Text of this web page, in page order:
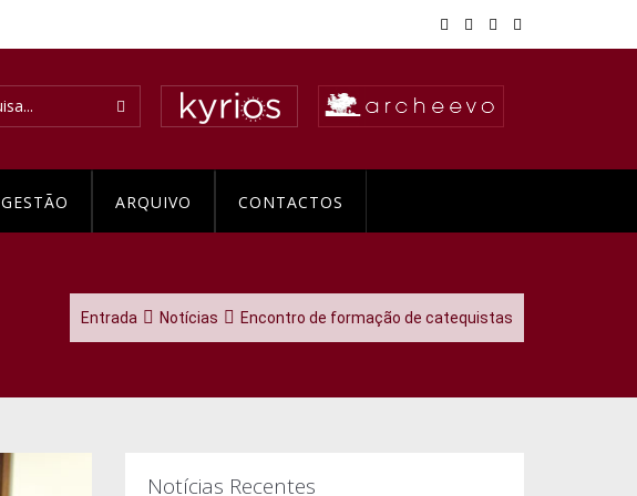
GESTÃO ARQUIVO CONTACTOS
Entrada Notícias Encontro de formação de catequistas
Notícias Recentes